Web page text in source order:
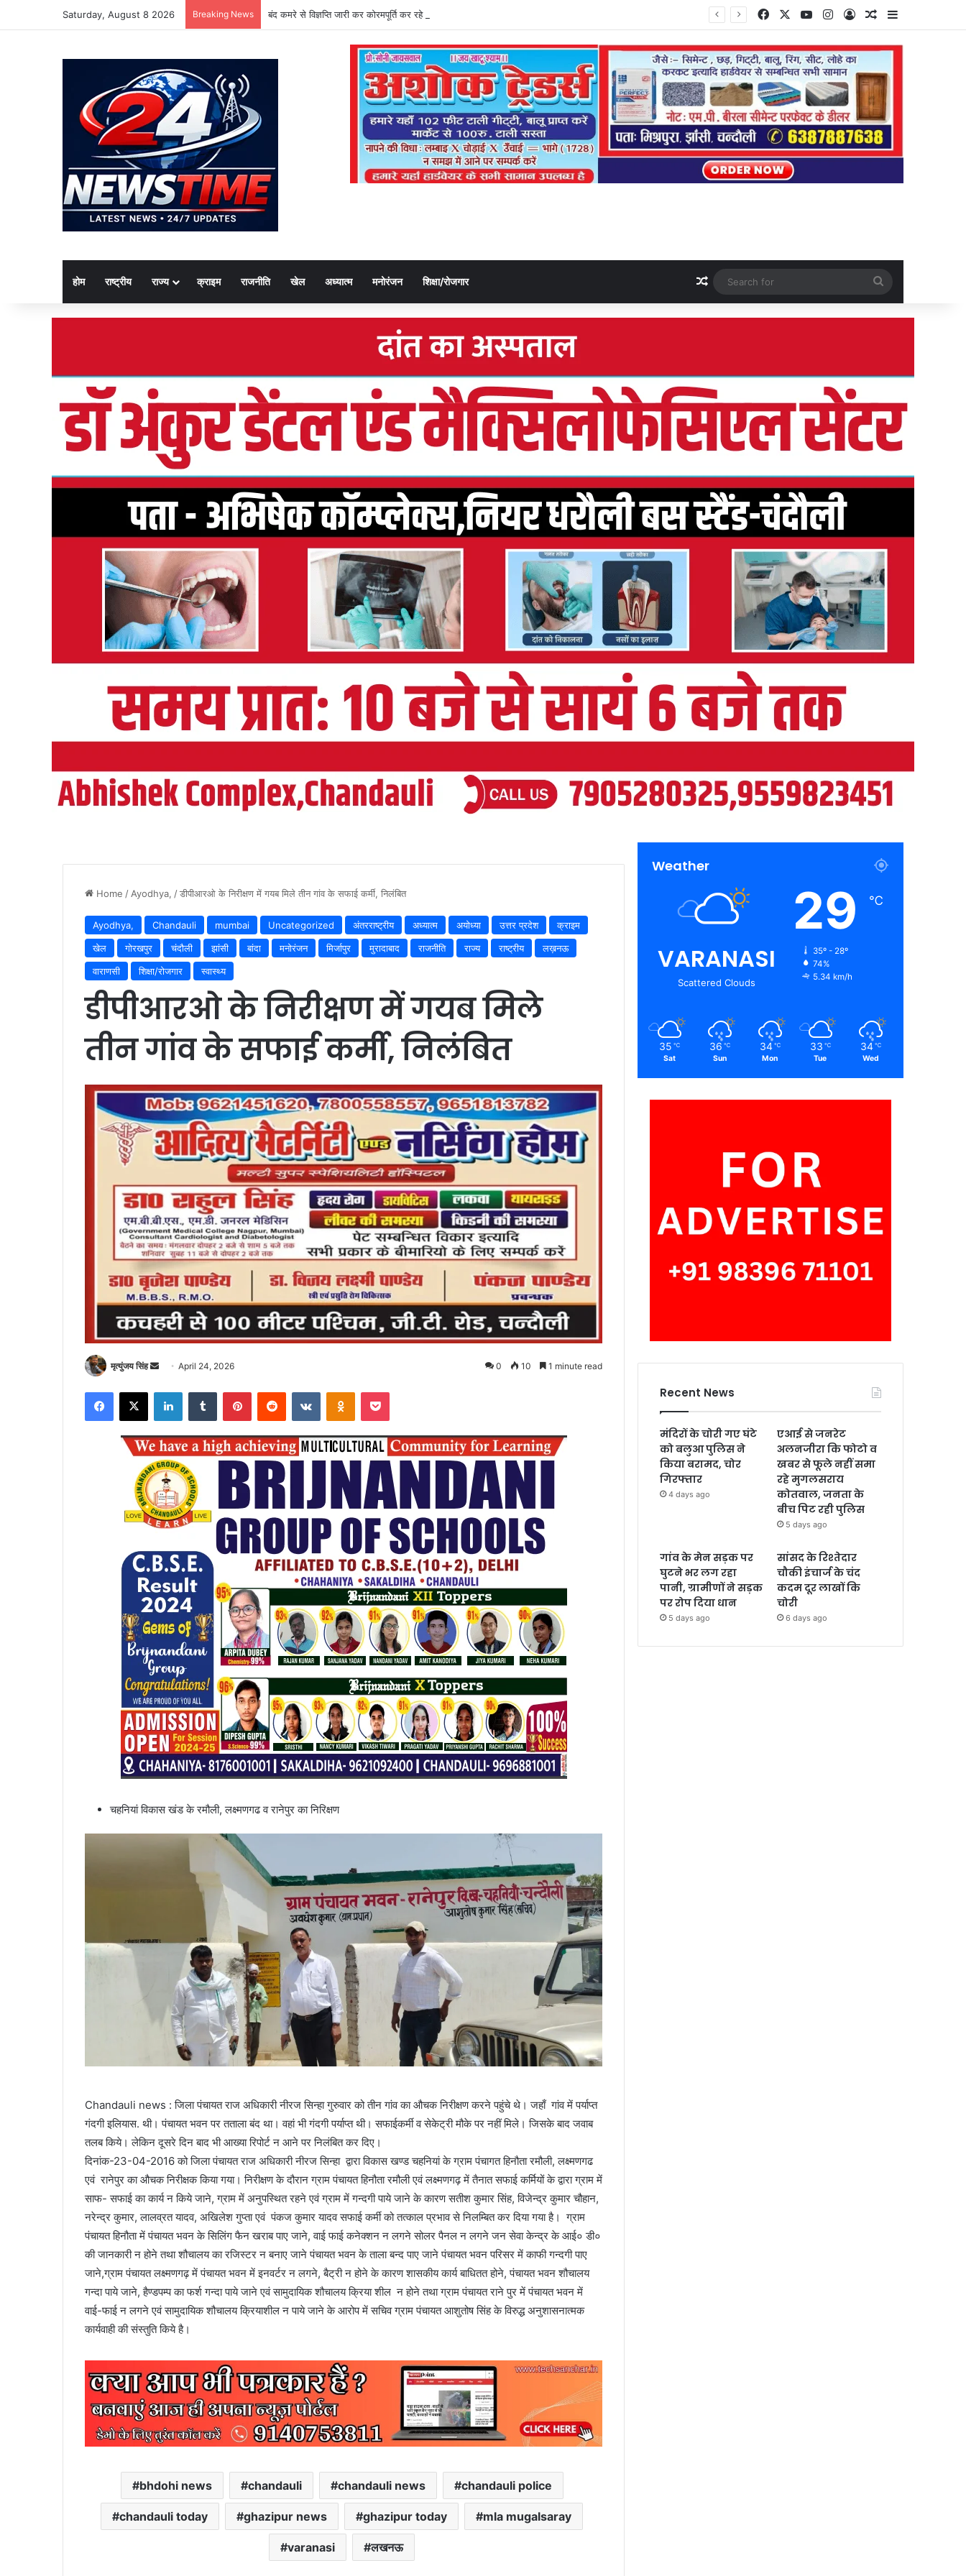
Saturday, August 8 2026 Breaking News बंद कमरे से विज्ञप्ति जारी कर कोरमपूर्ति कर रहे डीएओ, किसानों को लूट रहे निजी दुकानदार FacebookYouTubeInstagram
Log InRandom Article
Sidebar
होम राष्ट्रीय राज्य क्राइम राजनीति खेल अध्यात्म मनोरंजन शिक्षा/रोजगार Random Article
for
Home / Ayodhya, /डीपीआरओ के निरीक्षण में गयब मिले तीन गांव के सफाई कर्मी, निलंबित
Ayodhya, Chandauli mumbai Uncategorized अंतरराष्ट्रीय अध्यात्म अयोध्या उत्तर प्रदेश
क्राइम
खेल
गोरखपुर चंदौली झांसी बांदा मनोरंजन मिर्जापुर मुरादाबाद राजनीति राज्य राष्ट्रीय
लख़नऊ
वाराणसी
शिक्षा/रोजगार स्वास्थ्य
डीपीआरओ के निरीक्षण में गयब मिले
तीन गांव के सफाई कर्मी, निलंबित
मृत्युंजय सिंह
Send
email
April 24, 2026 0 10 1 minute read
Facebook
X LinkedInTumblr PinterestReddit VKontakteOdnoklassniki
Pocket
चहनियां विकास खंड के रमौली, लक्ष्मणगढ व रानेपुर का निरिक्षण
Chandauli news : जिला पंचायत राज अधिकारी नीरज सिन्हा गुरुवार को तीन गांव का औचक निरीक्षण करने पहुंचे थे। जहाँ गांव में पर्याप्त
गंदगी इलियास. थी। पंचायत भवन पर तताला बंद था। वहां भी गंदगी पर्याप्त थी। सफाईकर्मी व सेकेट्री मौके पर नहीं मिले। जिसके बाद जवाब
तलब किये। लेकिन दूसरे दिन बाद भी आख्या रिपोर्ट न आने पर निलंबित कर दिए।
दिनांक-23-04-2016 को जिला पंचायत राज अधिकारी नीरज सिन्हा द्वारा विकास खण्ड चहनियां के ग्राम पंचागत हिनौता रमौली, लक्ष्मणगढ
एवं रानेपुर का औचक निरीक्षक किया गया। निरीक्षण के दौरान ग्राम पंचायत हिनौता रमौली एवं लक्ष्मणगढ़ में तैनात सफाई कर्मियों के द्वारा ग्राम में
साफ- सफाई का कार्य न किये जाने, ग्राम में अनुपस्थित रहने एवं ग्राम में गन्दगी पाये जाने के कारण सतीश कुमार सिंह, विजेन्द्र कुमार चौहान,
नरेन्द्र कुमार, लालव्रत यादव, अखिलेश गुप्ता एवं पंकज कुमार यादव सफाई कर्मी को तत्काल प्रभाव से निलम्बित कर दिया गया है। ग्राम
पंचायत हिनौता में पंचायत भवन के सिलिंग फैन खराब पाए जाने, वाई फाई कनेक्शन न लगने सोलर पैनल न लगने जन सेवा केन्द्र के आई० डी०
की जानकारी न होने तथा शौचालय का रजिस्टर न बनाए जाने पंचायत भवन के ताला बन्द पाए जाने पंचायत भवन परिसर में काफी गन्दगी पाए
जाने,ग्राम पंचायत लक्ष्मणगढ़ में पंचायत भवन में इनवर्टर न लगने, बैट्री न होने के कारण शासकीय कार्य बाधितत होने, पंचायत भवन शौचालय
गन्दा पाये जाने, हैण्डपम्प का फर्श गन्दा पाये जाने एवं सामुदायिक शौचालय क्रिया शील न होने तथा ग्राम पंचायत राने पुर में पंचायत भवन में
वाई-फाई न लगने एवं सामुदायिक शौचालय क्रियाशील न पाये जाने के आरोप में सचिव ग्राम पंचायत आशुतोष सिंह के विरुद्ध अनुशासनात्मक
कार्यवाही की संस्तुति किये है।
bhdohi news chandauli chandauli news chandauli police
chandauli today ghazipur news ghazipur today mla mugalsaray
varanasi लखनऊ
Weather
VARANASI
Scattered Clouds
29 ℃
35º - 28º
74%
5.34 km/h
35 ℃
Sat
36 ℃
Sun
34 ℃
Mon
33 ℃
Tue
34 ℃
Wed
Recent News
मंदिरों के चोरी गए घंटे
को बलुआ पुलिस ने
किया बरामद, चोर
गिरफ्तार
4 days ago
एआई से जनरेट
अलनजीरा कि फोटो व
खबर से फूले नहीं समा
रहे मुगलसराय
कोतवाल, जनता के
बीच पिट रही पुलिस
5 days ago
गांव के मेन सड़क पर
घुटने भर लग रहा
पानी, ग्रामीणों ने सड़क
पर रोप दिया धान
5 days ago
सांसद के रिश्तेदार
चौकी इंचार्ज के चंद
कदम दूर लाखों कि
चोरी
6 days ago